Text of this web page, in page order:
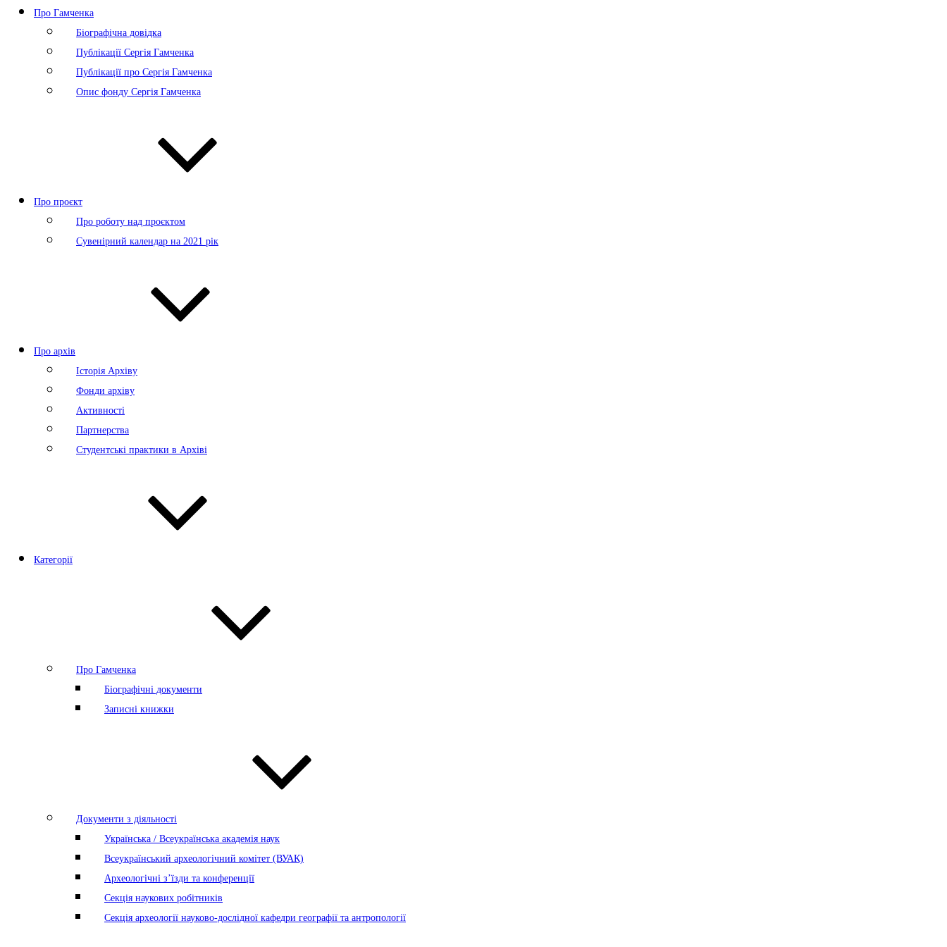
Про Гамченка
Біографічна довідка
Публікації Сергія Гамченка
Публікації про Сергія Гамченка
Опис фонду Сергія Гамченка
Про проєкт
Про роботу над проєктом
Сувенірний календар на 2021 рік
Про архів
Історія Архіву
Фонди архіву
Активності
Партнерства
Студентські практики в Архіві
Категорії
Про Гамченка
Біографічні документи
Записні книжки
Документи з діяльності
Українська / Всеукраїнська академія наук
Всеукраїнський археологічний комітет (ВУАК)
Археологічні з’їзди та конференції
Секція наукових робітників
Секція археології науково-дослідної кафедри географії та антропології